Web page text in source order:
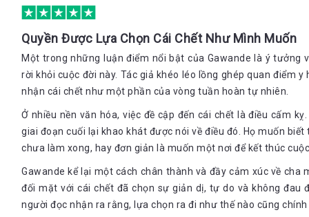
lòng với sự tồn tại đơn thuần nhỏ bé của mình, nhàm chán
nhưng chúng ta vẫn không ngừng lo lắng về việc mình sẽ để
chúng ta khát khao tim thấy những mục đích sống bên ngoài
ích, ý nghĩa và đáng sống
Nỗi sợ của con người không chỉ là tuổi già, bệnh tật không chỉ
đời quá lâu mà còn là nỗi sợ cô độc, cách ly. Một khi con
không còn dòi hỏi nhiều nữa. Họ không còn thiết tha với việc
nhất của họ là được làm chủ cuộc đời mình, tự chủ được bao
những mối quan hệ có ý nghĩa tùy vào những mối ưu tiên của
6. Ra đi
Khi con người ta không biết chắc được khi nào mình sẽ chết,
mình nghĩ, thế là chúng ta bắt đầu chiến đấu điên cuồng hơn
người chúng ta và hàng tá những vết khâu trên da thịt.
sự thật đã hiển nhiên chỉ càng làm rút ngắn đời của chúng
Quyền Được Lựa Chọn Cái Chết Như Mình Muốn
Một trong những luận điểm nổi bật của Gawande là ý tưởng
rời khỏi cuộc đời này. Tác giả khéo léo lồng ghép quan điểm
nhận cái chết như một phần của vòng tuần hoàn tự nhiên.
Ở nhiều nền văn hóa, việc đề cập đến cái chết là điều cấm
giai đoạn cuối lại khao khát được nói về điều đó. Họ muốn
chưa làm xong, hay đơn giản là muốn một nơi để kết thúc
Gawande kể lại một cách chân thành và đầy cảm xúc về
đối mặt với cái chết đã chọn sự giản dị, tự do và không đau
người đọc nhận ra rằng, lựa chọn ra đi như thế nào cũng